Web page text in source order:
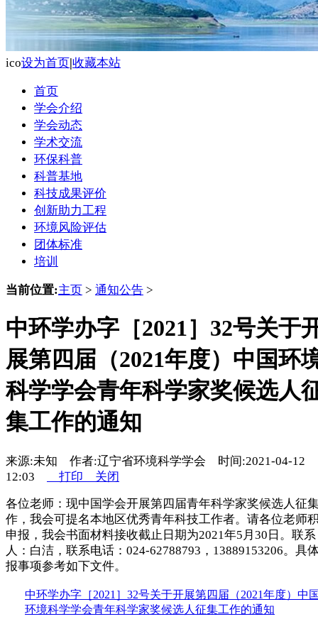
ico设为首页|收藏本站
首页
学会介绍
学会动态
学术交流
环保科普
科普基地
科技成果评价
创新助力工程
环境风险评估
团体标准
培训
当前位置:主页 > 通知公告 >
中环学办字［2021］32号关于
展第四届（2021年度）中国环
科学学会青年科学家奖候选人
集工作的通知
来源:未知 作者:辽宁省环境科学学会 时间:2021-04-12
12:03
打印 关闭
各位老师：现中国学会开展第四届青年科学家奖候选人征
作，我会可提名本地区优秀青年科技工作者。请各位老师
申报，我会书面材料接收截止日期为2021年5月30日。联系
人：白洁，联系电话：024-62788793，13889153206。具
报事项参考如下文件。
中环学办字［2021］32号关于开展第四届（2021年度）中
环境科学学会青年科学家奖候选人征集工作的通知